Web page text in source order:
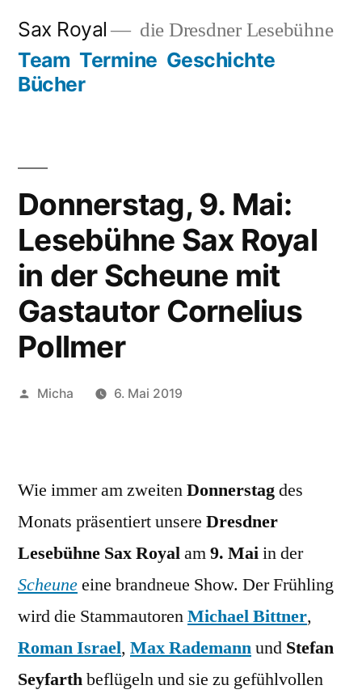
springen
Sax Royal die Dresdner Lesebühne
Team Termine Geschichte
Bücher
Donnerstag, 9. Mai:
Lesebühne Sax Royal
in der Scheune mit
Gastautor Cornelius
Pollmer
Veröffentlicht
Micha 6. Mai 2019
Wie immer am zweitenDonnerstagdes
Monats präsentiert unsere Dresdner
Lesebühne Sax Royalam9. Maiin der
Scheuneeine brandneue Show. Der Frühling
wird die StammautorenMichael Bittner,
Roman Israel, Max Rademannund Stefan
Seyfarthbeflügeln und sie zu gefühlvollen